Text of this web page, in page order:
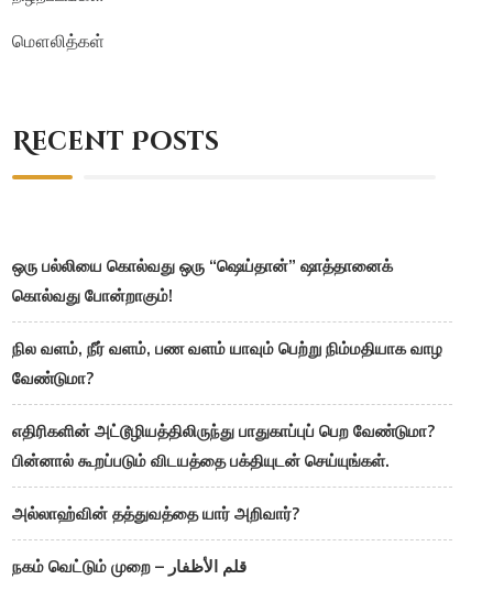
மௌலித்கள்
Recent Posts
ஒரு பல்லியை கொல்வது ஒரு “ஷெய்தான்” ஷாத்தானைக்
கொல்வது போன்றாகும்!
நில வளம், நீர் வளம், பண வளம் யாவும் பெற்று நிம்மதியாக வாழ
வேண்டுமா?
எதிரிகளின் அட்டூழியத்திலிருந்து பாதுகாப்புப் பெற வேண்டுமா?
பின்னால் கூறப்படும் விடயத்தை பக்தியுடன் செய்யுங்கள்.
அல்லாஹ்வின் தத்துவத்தை யார் அறிவார்?
நகம் வெட்டும் முறை – قلم الأظفار